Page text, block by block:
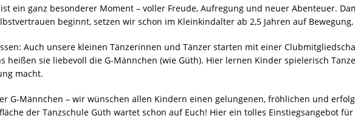
ein ganz besonderer Moment – voller Freude, Aufregung und neuer Abenteuer.
beginnt, setzen wir schon im Kleinkindalter ab 2,5 Jahren auf
Auch unsere kleinen Tänzerinnen und Tänzer starten mit einer
heißen sie liebevoll die G-Männchen (wie Güth). Hier lernen Kinder spielerisch
macht.
G-Männchen – wir wünschen allen Kindern einen gelungenen, fröhlichen und
der Tanzschule Güth wartet schon auf Euch! Hier ein tolles Einstiegsangebot für